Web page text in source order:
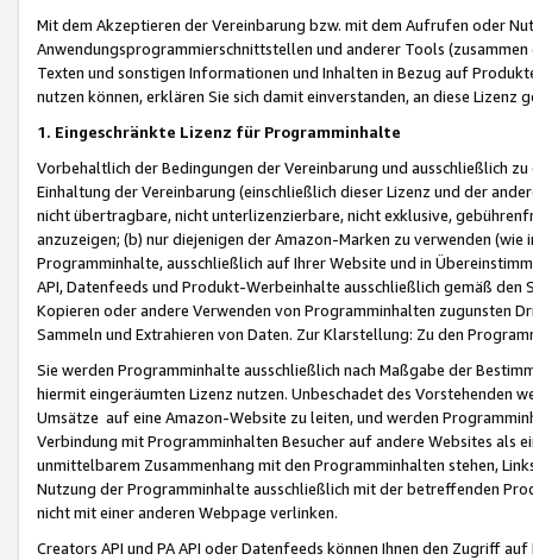
Mit dem Akzeptieren der Vereinbarung bzw. mit dem Aufrufen oder
Anwendungsprogrammierschnittstellen und anderer Tools (zusammen
Texten und sonstigen Informationen und Inhalten in Bezug auf
nutzen können, erklären Sie sich damit einverstanden, an diese Lizenz
1. Eingeschränkte Lizenz für Programminhalte
Vorbehaltlich der Bedingungen der Vereinbarung und ausschließlich
Einhaltung der Vereinbarung (einschließlich dieser Lizenz und der
nicht übertragbare, nicht unterlizenzierbare, nicht exklusive,
anzuzeigen; (b) nur diejenigen der Amazon-Marken zu verwenden
Programminhalte, ausschließlich auf Ihrer Website und in
API, Datenfeeds und Produkt-Werbeinhalte ausschließlich gemäß
Kopieren oder andere Verwenden von Programminhalten zugunsten
Sammeln und Extrahieren von Daten. Zur Klarstellung: Zu den
Sie werden Programminhalte ausschließlich nach Maßgabe der
hiermit eingeräumten Lizenz nutzen. Unbeschadet des Vorstehenden
Umsätze auf eine Amazon-Website zu leiten, und werden
Verbindung mit Programminhalten Besucher auf andere Websites als
unmittelbarem Zusammenhang mit den Programminhalten stehen,
Nutzung der Programminhalte ausschließlich mit der betreffenden
nicht mit einer anderen Webpage verlinken.
Creators API und PA API oder Datenfeeds können Ihnen den Zugriff